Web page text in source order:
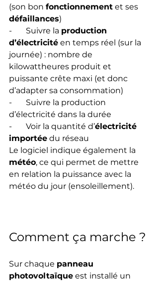
(son bon fonctionnement et ses
défaillances)
-       Suivre la production
d’électricité en temps réel (sur la
journée) : nombre de
kilowattheures produit et
puissante crête maxi (et donc
d’adapter sa consommation)
-       Suivre la production
d’électricité dans la durée
-       Voir la quantité d’électricité
importée du réseau
Le logiciel indique également la
météo, ce qui permet de mettre
en relation la puissance avec la
météo du jour (ensoleillement).
Comment ça marche ?
Sur chaque panneau
photovoltaïque est installé un